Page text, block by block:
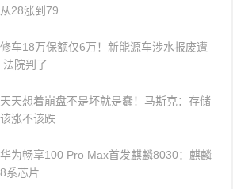
28涨到79
修车18万保额仅6万！新能源车涉水报废遭
法院判了
天天想着崩盘不是坏就是蠢！马斯克：存储
涨不该跌
华为畅享100 Pro Max首发麒麟8030：麒麟
系芯片